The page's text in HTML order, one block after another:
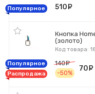
Популярное 510
Кнопка
(золото)
Код товара:
Популярное
Распродажа
140
-50%
70